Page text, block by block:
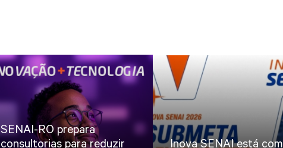
SENAI-RO prepara
consultorias para reduzir
Inova SENAI está com